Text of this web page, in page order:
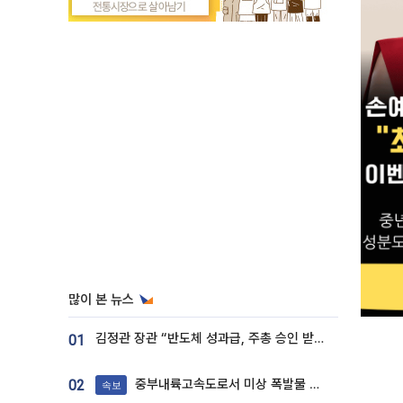
많이 본 뉴스
01 김정관 장관 “반도체 성과급, 주총 승인 받도록”…상법·자본시장법 개정 시사
02 속보 중부내륙고속도로서 미상 폭발물 발견